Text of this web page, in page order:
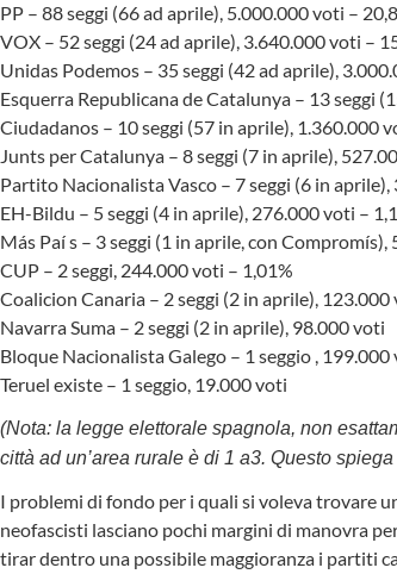
PP – 88 seggi (66 ad aprile), 5.000.000 voti –
VOX – 52 seggi (24 ad aprile), 3.640.000 voti –
Unidas Podemos – 35 seggi (42 ad aprile),
Esquerra Republicana de Catalunya – 13 seggi
Ciudadanos – 10 seggi (57 in aprile), 1.360.000
Junts per Catalunya – 8 seggi (7 in aprile),
Partito Nacionalista Vasco – 7 seggi (6 in
EH-Bildu – 5 seggi (4 in aprile), 276.000 voti –
Más Paí s – 3 seggi (1 in aprile, con
CUP – 2 seggi, 244.000 voti – 1,01%
Coalicion Canaria – 2 seggi (2 in aprile), 123.000
Navarra Suma – 2 seggi (2 in aprile), 98.000 voti
Bloque Nacionalista Galego – 1 seggio , 199.000
Teruel existe – 1 seggio, 19.000 voti
(Nota: la legge elettorale spagnola, non
città ad un’area rurale è di 1 a3. Questo
I problemi di fondo per i quali si voleva trovare
neofascisti lasciano pochi margini di manovra
tirar dentro una possibile maggioranza i partiti